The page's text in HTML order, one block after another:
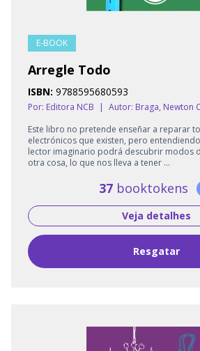
E-BOOK
Arregle Todo
ISBN: 9788595680593
Por: Editora NCB Autor: Braga, Newton
Este libro no pretende enseñar a reparar
electrónicos que existen, pero
lector imaginario podrá descubrir modos
otra cosa, lo que nos lleva a tener ...
37 booktokens
Veja detalhes
Resgatar